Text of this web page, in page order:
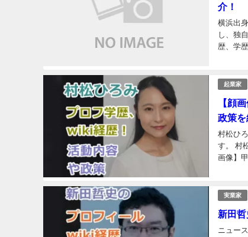
介！
横浜出
し、独
歴、学
起業家
【顔
政策を
村松ひ
す。 村
画像】
実業家
新田
ニュー